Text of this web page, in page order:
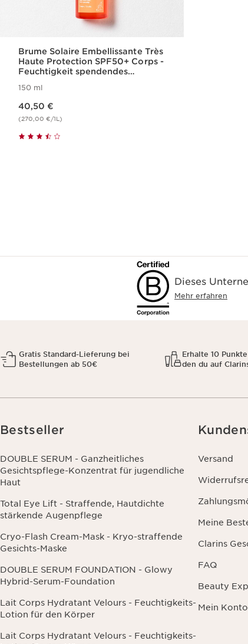
Brume Solaire Embellissante Très
Haute Protection SPF50+ Corps -
Feuchtigkeit spendendes
50+
150 ml
40,50 €
(270,00 €/1L)
Dieses
Mehr erfahren
Gratis Standard-Lieferung bei
Bestellungen ab 50€
Erhalte 10
den du auf
Bestseller
DOUBLE SERUM - Ganzheitliches
Gesichtspflege-Konzentrat für jugendliche
Haut
Total Eye Lift - Straffende, Hautdichte
stärkende Augenpflege
Cryo-Flash Cream-Mask - Kryo-straffende
Gesichts-Maske
DOUBLE SERUM FOUNDATION - Glowy
Hybrid-Serum-Foundation
Lait Corps Hydratant Velours - Feuchtigkeits-
Lotion für den Körper
Lait Corps Hydratant Velours - Feuchtigkeits-
Versand
Meine
Clarins
FAQ
Beauty
Mein Konto